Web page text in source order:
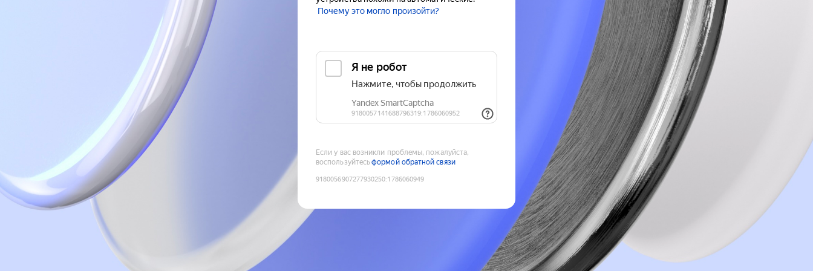
Почему это могло произойти?
Если у вас возникли проблемы, пожалуйста,
воспользуйтесьформой обратной связи
9180056907277930250:1786060949